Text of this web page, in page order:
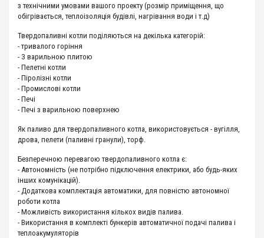
з технічними умовами вашого проекту (розмір приміщення, що
обігрівається, теплоізоляція будівлі, нагрівання води і т.д)
Твердопаливні котли поділяються на декілька категорій:
- тривалого горіння
- З варильною плитою
- Пелетні котли
- Піролізні котли
- Промислові котли
- Печі
- Печі з варильною поверхнею
Як паливо для твердопаливного котла, використовується - вугілля,
дрова, пелети (паливні гранули), торф.
Безперечною перевагою твердопаливного котла є:
- Автономність (не потрібно підключення електрики, або будь-яких
інших комунікацій).
- Додаткова комплектація автоматики, для повністю автономної
роботи котла
- Можливість використання кількох видів палива.
- Використання в комплекті бункерів автоматичної подачі палива і
теплоакумуляторів